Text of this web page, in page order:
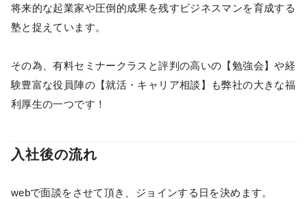
将来的な起業家や圧倒的成果を残すビジネスマンを育成する
塾と捉えています。
その為、有料セミナークラスと評判の高いの【勉強会】や経
験豊富な役員陣の【就活・キャリア相談】も弊社の大きな福
利厚生の一つです！
入社後の流れ
webで面談をさせて頂き、ジョインする日を決めます。